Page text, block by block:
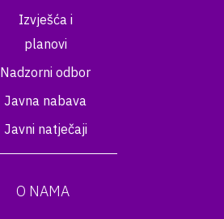
Izvješća i
planovi
Nadzorni odbor
Javna nabava
Javni natječaji
O NAMA